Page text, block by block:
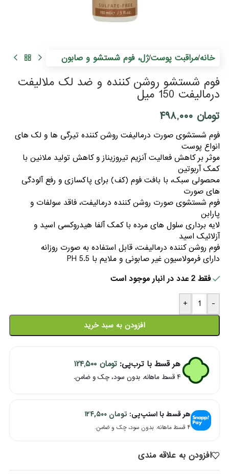
خانه/مراقبت پوست/ژل، فوم شستشو و صابون
فوم شستشو روشن کننده و ضد لک ملالیفت
درمالیفت 150 میل
تومان
فوم شستشوی صورت درمالیفت روشن کننده تیرگی ها و لک های
انواع پوست
موثر بر کاهش فعالیت آنزیم تیروزیناز و کاهش تولید ملانین با
کمک آربوتین
محصولی سبک، با بافت فوم (کف) برای پاکسازی و رفع آلودگی
های صورت
فوم شستشوی صورت روشن کننده درمالیفت، فاقد سولفات و
پارابن
لایه برداری سلول های مرده با کمک آلفا هیدروکسی اسید و
آزلائیک اسید
فوم روشن کننده درمالیفت، قابل استفاده به صورت روزانه
دارای فرمولاسیون غیر صابونی و ملایم با PH 5.5
فقط 2 عدد در انبار موجود است
-
+
افزودن به سبد خرید
هر قسط با ترب‌پی: تومان
۴ قسط ماهانه. بدون سود، چک و ضامن.
هر قسط با اسنپ‌پی: تومان
۴ قسط ماهانه. بدون سود، چک و ضامن.
افزودن به علاقه مندی